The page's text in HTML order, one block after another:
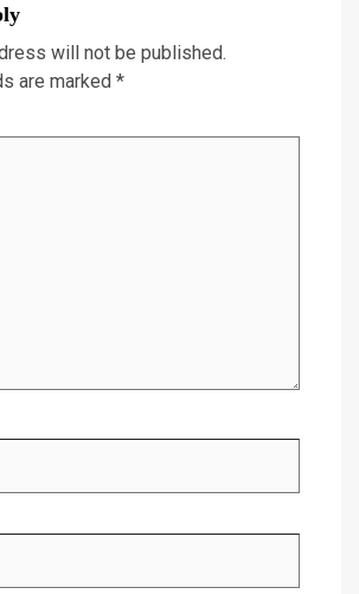
will not be published.
are marked *